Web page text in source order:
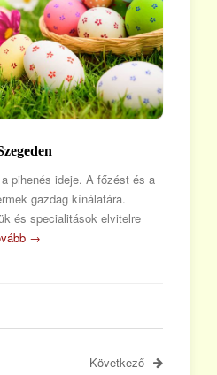
pihenés ideje. A főzést és a
gazdag kínálatára.
és specialitások elvitelre
→
Következő